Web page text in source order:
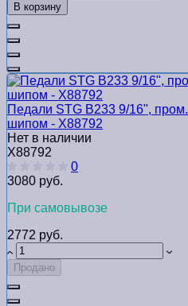
В корзину
Педали STG B233 9/16",
шипом - Х88792
Нет в наличии
Х88792
0
3080 руб.
При самовывозе
2772 руб.
Продано